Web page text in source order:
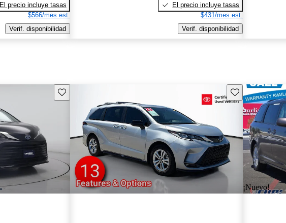
El precio incluye tasas
$566/mes est.
Verif. disponibilidad
El precio incluye tasas
$431/mes est.
Verif. disponibilidad
Guarda este Aviso Guarda este Aviso
¡Nuevo!